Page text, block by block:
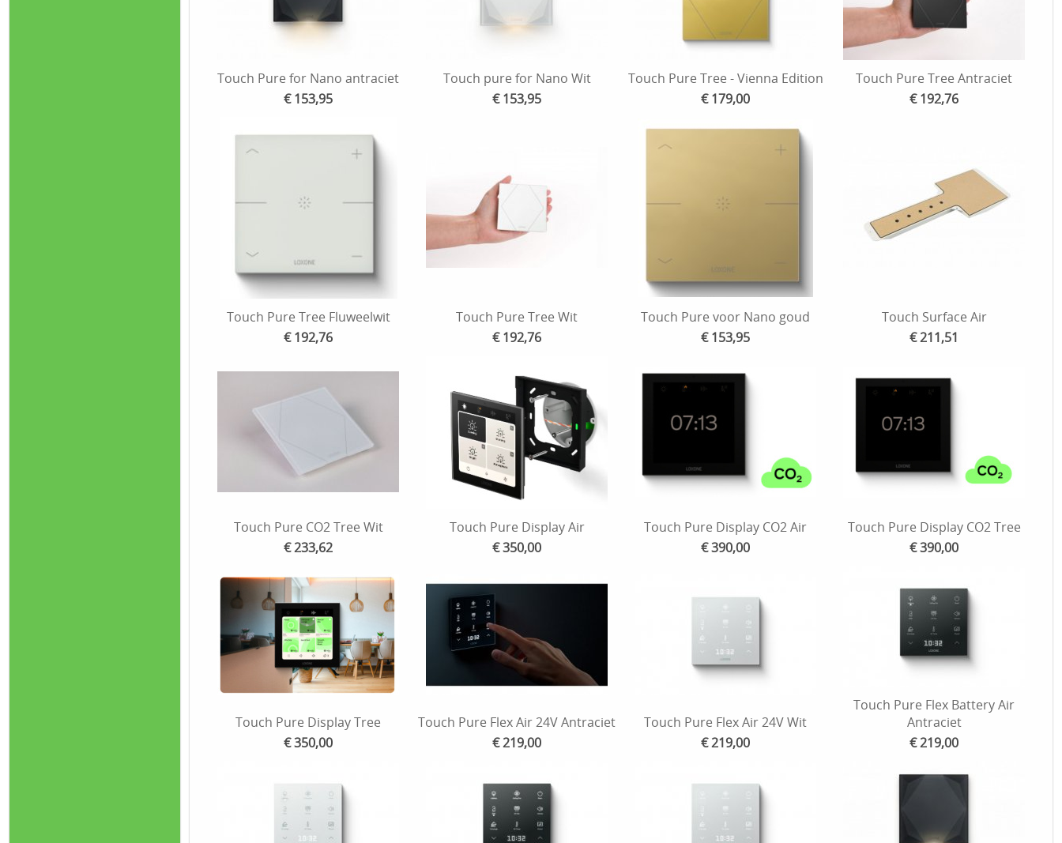
Touch Pure for Nano antraciet
€ 153,95
Touch pure for Nano Wit
€ 153,95
Touch Pure Tree - Vienna Edition
€ 179,00
Touch Pure Tree Antraciet
€ 192,76
Touch Pure Tree Fluweelwit
€ 192,76
Touch Pure Tree Wit
€ 192,76
Touch Pure voor Nano goud
€ 153,95
Touch Surface Air
€ 211,51
Touch Pure CO2 Tree Wit
€ 233,62
Touch Pure Display Air
€ 350,00
Touch Pure Display CO2 Air
€ 390,00
Touch Pure Display CO2 Tree
€ 390,00
Touch Pure Display Tree
€ 350,00
Touch Pure Flex Air 24V Antraciet
€ 219,00
Touch Pure Flex Air 24V Wit
€ 219,00
Touch Pure Flex Battery Air
Antraciet
€ 219,00